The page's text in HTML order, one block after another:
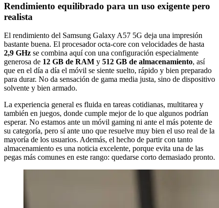
Rendimiento equilibrado para un uso exigente pero
realista
El rendimiento del Samsung Galaxy A57 5G deja una impresión
bastante buena. El procesador octa-core con velocidades de hasta
2,9 GHz se combina aquí con una configuración especialmente
generosa de 12 GB de RAM y 512 GB de almacenamiento, así
que en el día a día el móvil se siente suelto, rápido y bien preparado
para durar. No da sensación de gama media justa, sino de dispositivo
solvente y bien armado.
La experiencia general es fluida en tareas cotidianas, multitarea y
también en juegos, donde cumple mejor de lo que algunos podrían
esperar. No estamos ante un móvil gaming ni ante el más potente de
su categoría, pero sí ante uno que resuelve muy bien el uso real de la
mayoría de los usuarios. Además, el hecho de partir con tanto
almacenamiento es una noticia excelente, porque evita una de las
pegas más comunes en este rango: quedarse corto demasiado pronto.